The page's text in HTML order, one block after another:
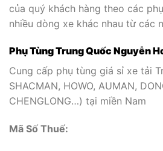
của quý khách hàng theo các
nhiều dòng xe khác nhau từ các
Phụ Tùng Trung Quốc Nguyễn
Cung cấp phụ tùng giá sỉ xe tải
SHACMAN, HOWO, AUMAN,
CHENGLONG…) tại miền Nam
Mã Số Thuế: